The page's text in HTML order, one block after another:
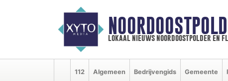
lokaal nieuws noordoostpolder en
112 Algemeen Bedrijvengids Gemeente